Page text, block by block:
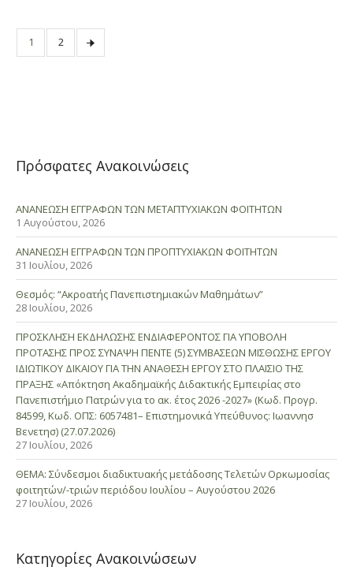
1 2
Πρόσφατες Ανακοινώσεις
ΑΝΑΝΕΩΣΗ ΕΓΓΡΑΦΩΝ ΤΩΝ ΜΕΤΑΠΤΥΧΙΑΚΩΝ ΦΟΙΤΗΤΩΝ
1 Αυγούστου, 2026
ΑΝΑΝΕΩΣΗ ΕΓΓΡΑΦΩΝ ΤΩΝ ΠΡΟΠΤΥΧΙΑΚΩΝ ΦΟΙΤΗΤΩΝ
31 Ιουλίου, 2026
Θεσμός: “Ακροατής Πανεπιστημιακών Μαθημάτων”
28 Ιουλίου, 2026
ΠΡΟΣΚΛΗΣΗ ΕΚΔΗΛΩΣΗΣ ΕΝΔΙΑΦΕΡΟΝΤΟΣ ΓΙΑ ΥΠΟΒΟΛΗ
ΠΡΟΤΑΣΗΣ ΠΡΟΣ ΣΥΝΑΨΗ ΠΕΝΤΕ (5) ΣΥΜΒΑΣΕΩΝ ΜΙΣΘΩΣΗΣ ΕΡΓΟΥ
ΙΔΙΩΤΙΚΟΥ ΔΙΚΑΙΟΥ ΓΙΑ ΤΗΝ ΑΝΑΘΕΣΗ ΕΡΓΟΥ ΣΤΟ ΠΛΑΙΣΙΟ ΤΗΣ
ΠΡΑΞΗΣ «Απόκτηση Ακαδημαϊκής Διδακτικής Εμπειρίας στο
Πανεπιστήμιο Πατρών για το ακ. έτος 2026 -2027» (Κωδ. Προγρ.
84599, Κωδ. ΟΠΣ: 6057481– Επιστημονικά Υπεύθυνος: Ιωαννησ
Βενετησ) (27.07.2026)
27 Ιουλίου, 2026
ΘΕΜΑ: Σύνδεσμοι διαδικτυακής μετάδοσης Τελετών Ορκωμοσίας
φοιτητών/-τριών περιόδου Ιουλίου – Αυγούστου 2026
27 Ιουλίου, 2026
Κατηγορίες Ανακοινώσεων